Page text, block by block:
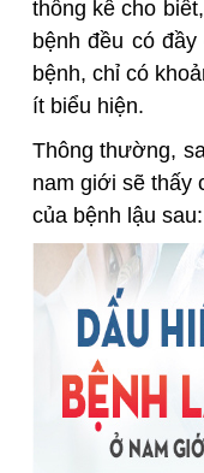
thống kê cho
bệnh đều có
bệnh, chỉ có
ít biểu hiện.
Thông thường,
nam giới sẽ thấy
của bệnh lậu sau: